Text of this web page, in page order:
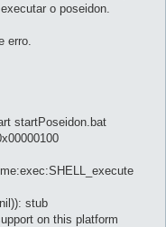
o poseidon.
erro.
startPoseidon.bat
stub
on this platform